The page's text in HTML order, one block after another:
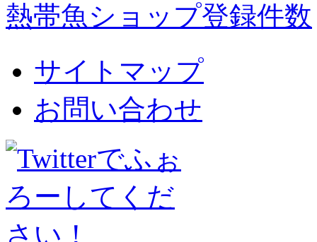
熱帯魚ショップ登録件数
サイトマップ
お問い合わせ